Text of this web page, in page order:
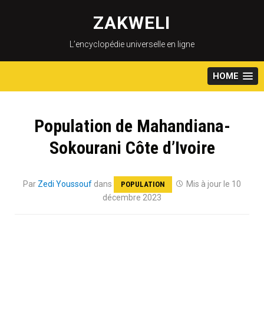
content
ZAKWELI
L’encyclopédie universelle en ligne
HOME
Population de Mahandiana-
Sokourani Côte d’Ivoire
Par Zedi Youssouf dans POPULATION
Mis à jour le 10
décembre 2023